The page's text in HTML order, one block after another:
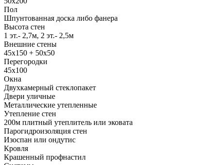
Пол
Шпунтованная доска либо фанера
Высота стен
1 эт.- 2,7м, 2 эт.- 2,5м
Внешние стены
45х150 + 50х50
Перегородки
45х100
Окна
Двухкамерный стеклопакет
Двери уличные
Металлические утепленные
Утепление стен
200м плитный утеплитель или эковата
Парогидроизоляция стен
Изоспан или ондутис
Кровля
Крашенный профнастил